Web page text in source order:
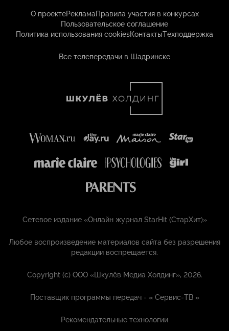
О проектеРекламаПравила участия в конкурсах
Пользовательское соглашение
Политика использования cookiesКонтактыТехподдержка
Все телепередачи в Шадринске
Сетевое издание «Онлайн журнал StarHit (СтарХит)»
Любое воспроизведение материалов сайта без разрешения
редакции воспрещается.
Copyright (с) ООО «Шкулёв Медиа Холдинг», 2026.
Поставщик программы передач - «Сервис-ТВ »
Рекомендательные технологии